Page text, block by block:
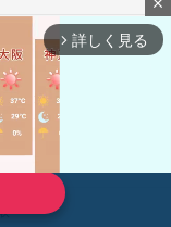
放すのはもったいない！
も高価買取
ついて
車保険
）
close
arrow_forward_ios 詳しく見る